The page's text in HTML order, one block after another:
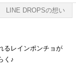
LINE DROPSの想い
るレインポンチョが
く♪